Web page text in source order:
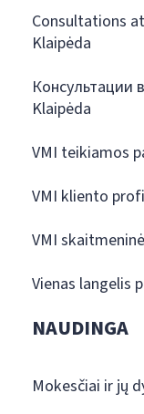
Consultations
Klaipėda
Консультации
Klaipėda
VMI teikiamos
VMI kliento
VMI
Vienas langelis
NAUDINGA
Mokesčiai ir jų